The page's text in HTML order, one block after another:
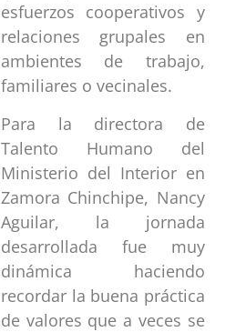
esfuerzos cooperativos y
relaciones grupales en
ambientes de trabajo,
familiares o vecinales.
Para la directora de
Talento Humano del
Ministerio del Interior en
Zamora Chinchipe, Nancy
Aguilar, la jornada
desarrollada fue muy
dinámica haciendo
recordar la buena práctica
de valores que a veces se